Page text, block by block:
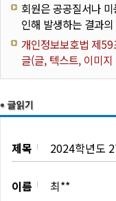
회원은 공공질서나
인해 발생하는 결과
개인정보보호법 제
글(글, 텍스트, 이미
제목 2024학년도
이름 최**